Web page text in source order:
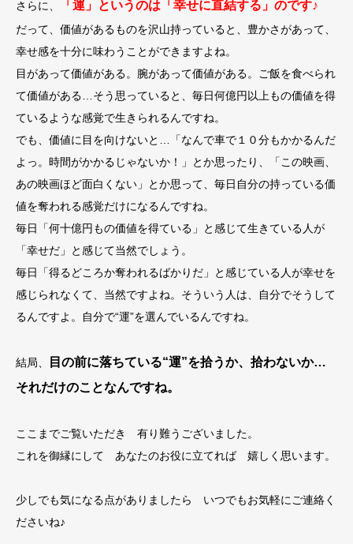
さらに、
「運」というのは「幸せに直結する」のです♪
だって、価値があるものを沢山持っていると、豊かさがあって、
幸せ感を十分に味わうことができますよね。
目があって価値がある。腕があって価値がある。ご飯を食べられ
て価値がある…そう思っていると、毎日何億円以上もの価値を得
ているような感覚で生きられるんですね。
でも、価値に目を向けないと…「なんで車で１０分もかかるんだ
よっ。時間がかかるじゃないか！」とか思ったり、「この映画、
あの映画ほど面白くない」とか思って、毎日自分の持っている価
値を奪われる感覚だけになるんですね。
毎日「何十億円もの価値を得ている」と感じて生きている人が
「幸せだ」と感じて当然でしょう。
毎日「得るどころか奪われるばかりだ」と感じている人が幸せを
感じられなくて、当然ですよね。そういう人は、自分でそうして
るんですよ。自分で“運”を選んでいるんですね。
結局、
目の前に落ちている“運”を拾うか、拾わないか…
それだけのことなんですね。
ここまでご覧いただき 有り難うございました。
これを御縁にして あなたのお役に立てれば 嬉しく思います。
少しでも気になる点がありましたら いつでもお気軽にご連絡く
ださいね♪